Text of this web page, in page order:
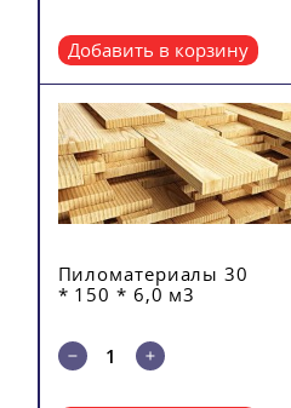
Добавить в корзину
Пиломатериалы 30
* 150 * 6,0 м3